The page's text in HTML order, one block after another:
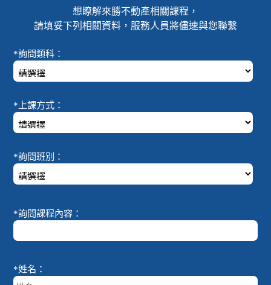
想瞭解來勝不動產相關課程，
請填妥下列相關資料，服務人員將儘速與您聯繫
*詢問類科：
*上課方式：
*詢問班別：
*詢問課程內容：
*姓名：